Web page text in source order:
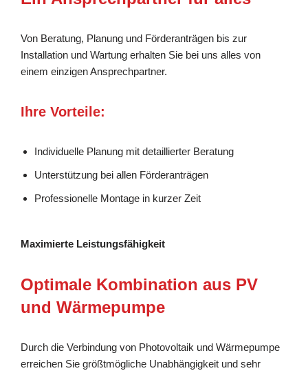
Von Beratung, Planung und Förderanträgen bis zur
Installation und Wartung erhalten Sie bei uns alles von
einem einzigen Ansprechpartner.
Ihre Vorteile:
Individuelle Planung mit detaillierter Beratung
Unterstützung bei allen Förderanträgen
Professionelle Montage in kurzer Zeit
Maximierte Leistungsfähigkeit
Optimale Kombination aus PV
und Wärmepumpe
Durch die Verbindung von Photovoltaik und Wärmepumpe
erreichen Sie größtmögliche Unabhängigkeit und sehr